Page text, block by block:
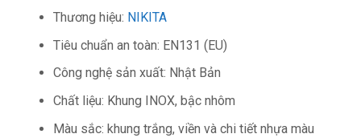
Thương hiệu: NIKITA
Tiêu chuẩn an toàn: EN131 (EU)
Công nghệ sản xuất: Nhật Bản
Chất liệu: Khung INOX, bậc nhôm
Màu sắc: khung trắng, viền và chi tiết nhựa màu